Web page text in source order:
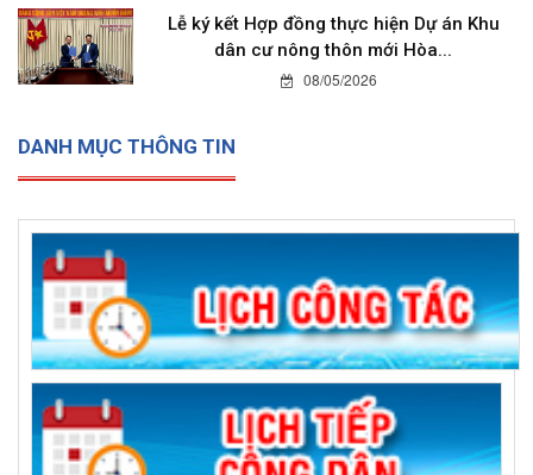
Lễ ký kết Hợp đồng thực hiện Dự án Khu
dân cư nông thôn mới Hòa...
08/05/2026
DANH MỤC THÔNG TIN